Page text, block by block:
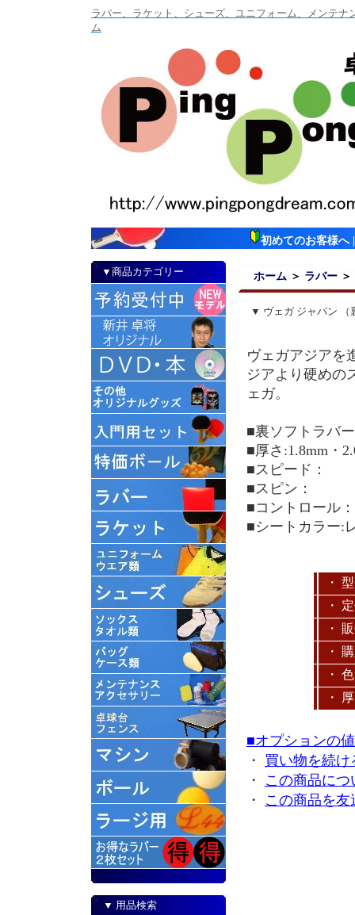
ラバー、ラケット、シューズ、ユニフォーム、メンテ
ム
初めてのお客様へ
▼商品カテゴリー
▼ 用品検索
ホーム ＞ ラバー ＞
▼ ヴェガ ジャパン （
ヴェガアジアを
ジアより硬めの
ェガ。
■裏ソフトラバー
■厚さ:1.8mm・
■スピード：
■スピン：
■コントロール：
■シートカラー:
・
・
・
・
・ 色
・
■オプションの
・ 買い物を続け
・ この商品に
・ この商品を